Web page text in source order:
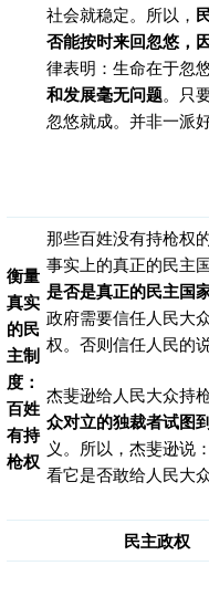
社会就稳定。所以，
否能按时来回忽悠，
律表明：生命在于忽悠
和发展毫无问题。只
忽悠就成。并非一派
衡量
真实
的民
主制
度：
百姓
有持
枪权
那些百姓没有持枪权
事实上的真正的民主
是否是真正的民主国
政府需要信任人民大
权。否则信任人民的
杰斐逊给人民大众持
众对立的独裁者试图
义。所以，杰斐逊说
看它是否敢给人民大
民主政权